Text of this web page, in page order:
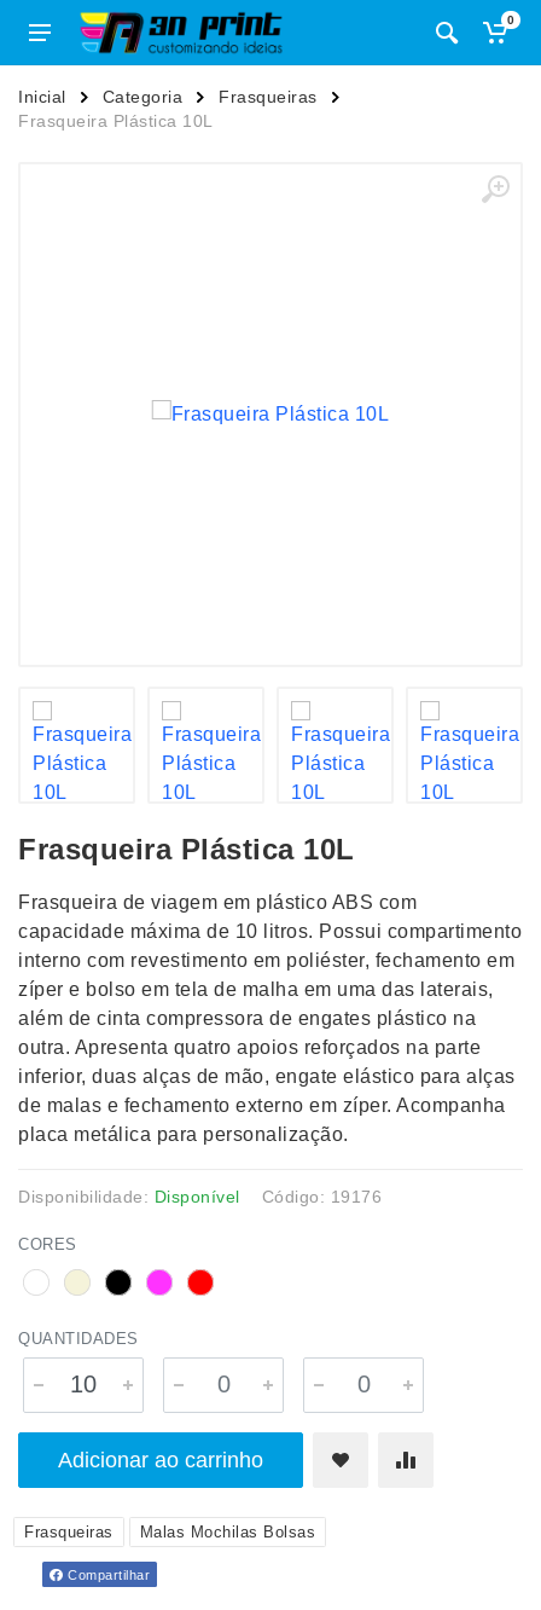
0
Inicial Categoria
Frasqueiras
Frasqueira Plástica 10L
Frasqueira Plástica 10L
Frasqueira de viagem em plástico ABS com
capacidade máxima de 10 litros. Possui compartimento
interno com revestimento em poliéster, fechamento em
zíper e bolso em tela de malha em uma das laterais,
além de cinta compressora de engates plástico na
outra. Apresenta quatro apoios reforçados na parte
inferior, duas alças de mão, engate elástico para alças
de malas e fechamento externo em zíper. Acompanha
placa metálica para personalização.
Disponibilidade: Disponível Código: 19176
CORES
QUANTIDADES
Adicionar ao carrinho
Frasqueiras Malas Mochilas Bolsas
Compartilhar